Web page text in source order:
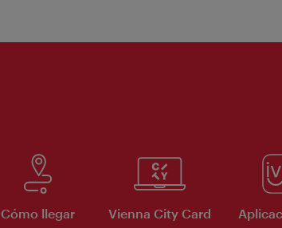
Cómo llegar Vienna City Card